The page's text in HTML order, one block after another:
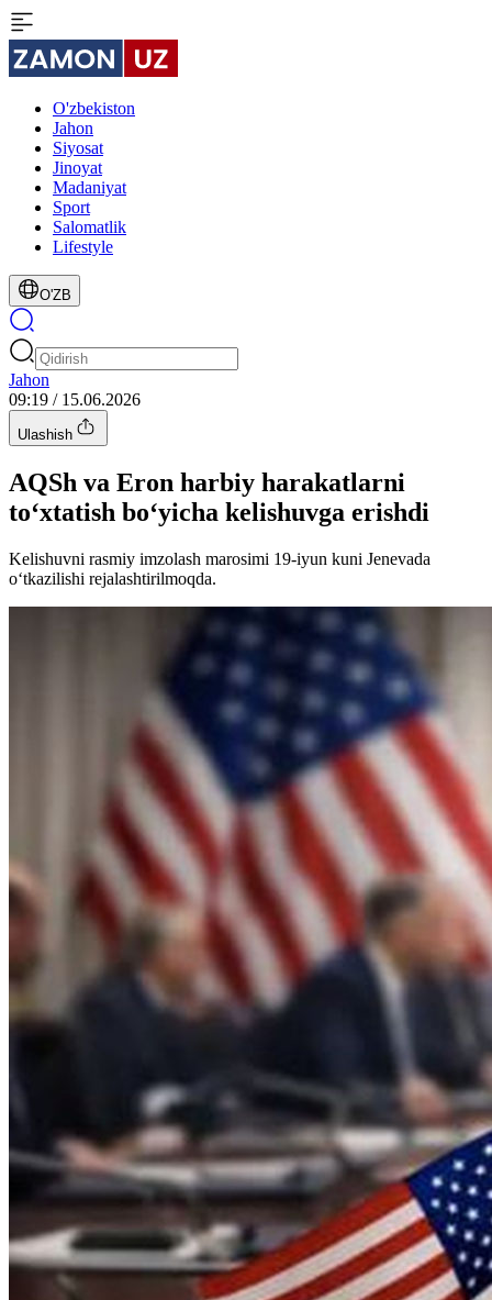
O'zbekiston
Jahon
Siyosat
Jinoyat
Madaniyat
Sport
Salomatlik
Lifestyle
O'ZB
Jahon
09:19 / 15.06.2026
Ulashish
AQSh va Eron harbiy harakatlarni
to‘xtatish bo‘yicha kelishuvga erishdi
Kelishuvni rasmiy imzolash marosimi 19-iyun kuni Jenevada
o‘tkazilishi rejalashtirilmoqda.